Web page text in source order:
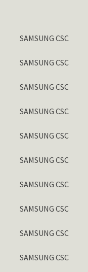
SAMSUNG CSC
SAMSUNG CSC
SAMSUNG CSC
SAMSUNG CSC
SAMSUNG CSC
SAMSUNG CSC
SAMSUNG CSC
SAMSUNG CSC
SAMSUNG CSC
SAMSUNG CSC